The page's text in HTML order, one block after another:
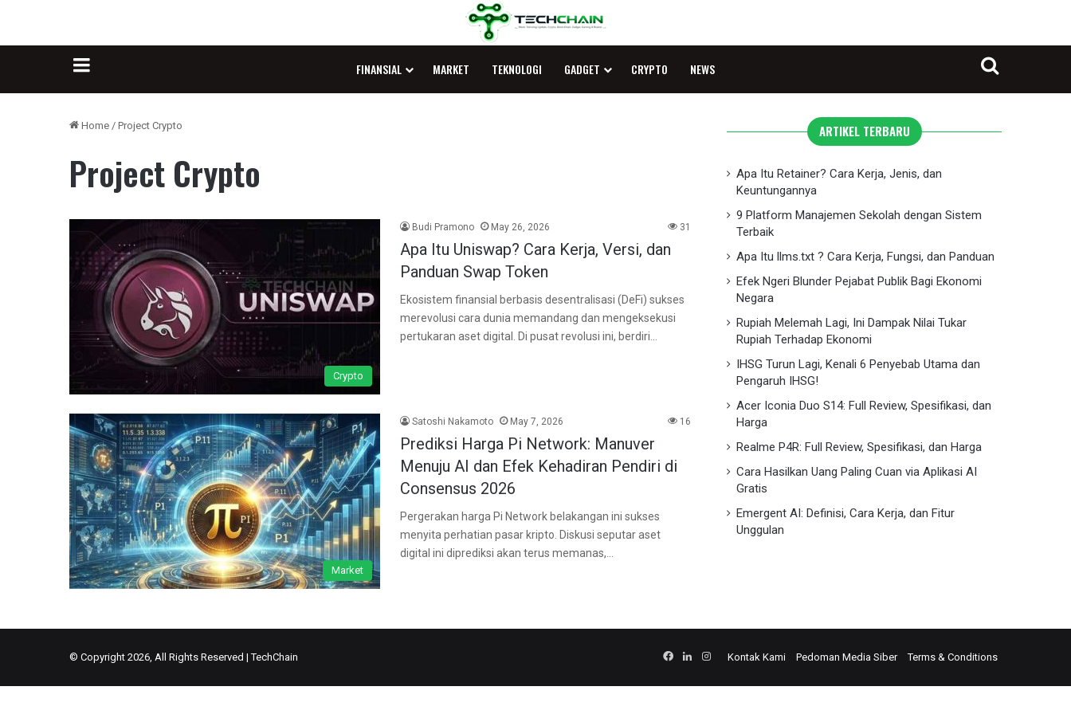
FINANSIAL MARKET TEKNOLOGI GADGET CRYPTO NEWS
Sidebar Search for
Home / Project Crypto
Project Crypto
Crypto
Budi Pramono May 26, 2026 31
Apa Itu Uniswap? Cara Kerja, Versi, dan
Panduan Swap Token
Ekosistem finansial berbasis desentralisasi (DeFi) sukses
merevolusi cara dunia memandang dan mengeksekusi
pertukaran aset digital. Di pusat revolusi ini, berdiri…
Market
Satoshi Nakamoto May 7, 2026 16
Prediksi Harga Pi Network: Manuver
Menuju AI dan Efek Kehadiran Pendiri di
Consensus 2026
Pergerakan harga Pi Network belakangan ini sukses
menyita perhatian pasar kripto. Diskusi seputar aset
digital ini diprediksi akan terus memanas,…
ARTIKEL TERBARU
Apa Itu Retainer? Cara Kerja, Jenis, dan
Keuntungannya
9 Platform Manajemen Sekolah dengan Sistem
Terbaik
Apa Itu llms.txt ? Cara Kerja, Fungsi, dan Panduan
Efek Ngeri Blunder Pejabat Publik Bagi Ekonomi
Negara
Rupiah Melemah Lagi, Ini Dampak Nilai Tukar
Rupiah Terhadap Ekonomi
IHSG Turun Lagi, Kenali 6 Penyebab Utama dan
Pengaruh IHSG!
Acer Iconia Duo S14: Full Review, Spesifikasi, dan
Harga
Realme P4R: Full Review, Spesifikasi, dan Harga
Cara Hasilkan Uang Paling Cuan via Aplikasi AI
Gratis
Emergent AI: Definisi, Cara Kerja, dan Fitur
Unggulan
© Copyright 2026, All Rights Reserved |TechChain Kontak Kami Pedoman Media Siber Terms & Conditions
Facebook
LinkedInInstagram